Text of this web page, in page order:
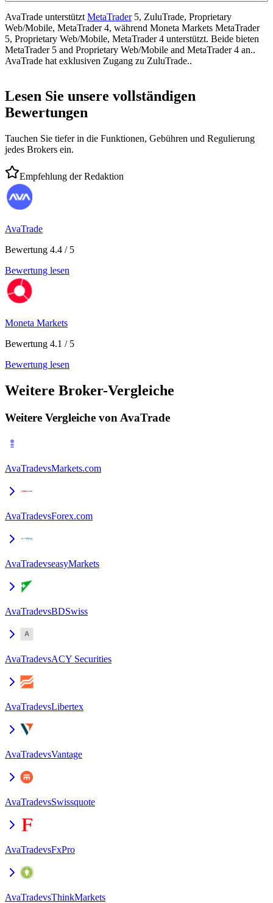
AvaTrade unterstützt MetaTrader5, ZuluTrade, Proprietary
Web/Mobile, MetaTrader 4, während Moneta Markets MetaTrader
5, Proprietary Web/Mobile, MetaTrader 4 unterstützt. Beide bieten
MetaTrader 5 and Proprietary Web/Mobile and MetaTrader 4 an..
AvaTrade hat exklusiven Zugang zu ZuluTrade..
Lesen Sie unsere vollständigen
Bewertungen
Tauchen Sie tiefer in die Funktionen, Gebühren und Regulierung
jedes Brokers ein.
Empfehlung der Redaktion
AvaTrade
Bewertung 4.4 / 5
Bewertung lesen
Moneta Markets
Bewertung 4.1 / 5
Bewertung lesen
Weitere Broker-Vergleiche
Weitere Vergleiche von AvaTrade
AvaTradevsMarkets.com
AvaTradevsForex.com
AvaTradevseasyMarkets
AvaTradevsBDSwiss
AvaTradevsACY Securities
AvaTradevsLibertex
AvaTradevsVantage
AvaTradevsSwissquote
AvaTradevsFxPro
AvaTradevsThinkMarkets